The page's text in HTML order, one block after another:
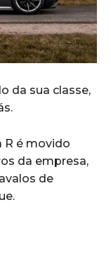
da sua classe,
R é movido
da empresa,
de